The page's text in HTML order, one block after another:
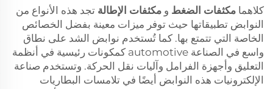
كلاهما مكثفات الضغط و مكثفات الإطالة تجد هذه الأنواع من
النوابض تطبيقاتها حيث توفر ميزات معينة بفضل الخصائص
الخاصة التي تتمتع بها. كما تُستخدم نوابض الشد على نطاق
واسع في الصناعة automotive كمكونات رئيسية في أنظمة
التعليق وأجهزة الفرامل وآليات نقل الحركة. وتستخدم صناعة
الإلكترونيات هذه النوابض أيضًا في تلامسات البطاريات